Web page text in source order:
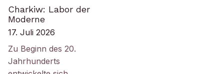
Charkiw: Labor der
Moderne
17. Juli 2026
Zu Beginn des 20.
Jahrhunderts